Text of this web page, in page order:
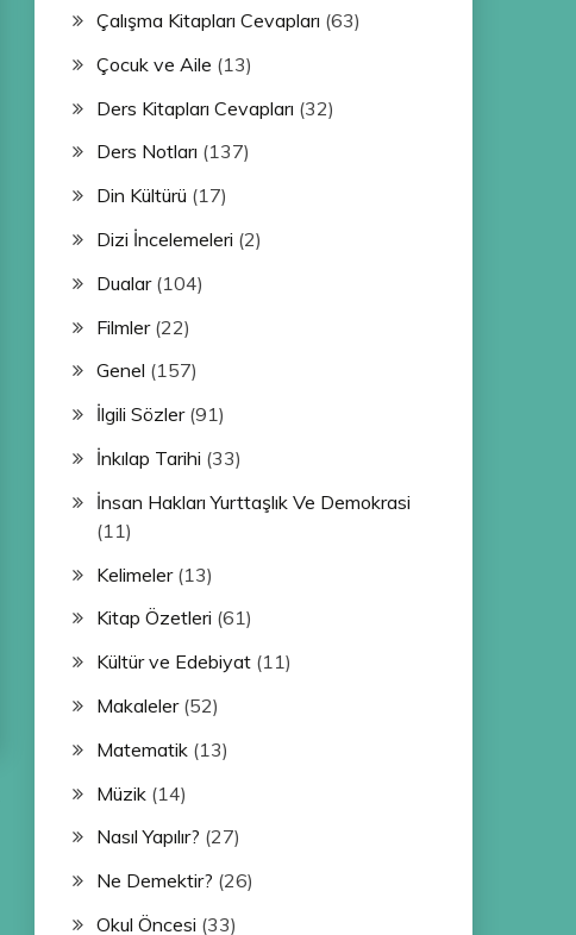
Çalışma Kitapları Cevapları (63)
Çocuk ve Aile (13)
Ders Kitapları Cevapları (32)
Ders Notları (137)
Din Kültürü (17)
Dizi İncelemeleri (2)
Dualar(104)
Filmler(22)
Genel (157)
İlgili Sözler(91)
İnkılap Tarihi (33)
İnsan Hakları Yurttaşlık Ve Demokrasi
(11)
Kelimeler(13)
Kitap Özetleri (61)
Kültür ve Edebiyat(11)
Makaleler(52)
Matematik(13)
Müzik(14)
Nasıl Yapılır? (27)
Ne Demektir? (26)
Okul Öncesi (33)